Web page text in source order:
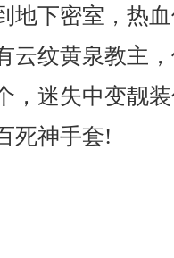
地下密室，热
云纹黄泉教主
，迷失中变靓
死神手套!